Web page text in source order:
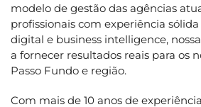
modelo de gestão das agências
profissionais com experiência
digital e business intelligence,
a fornecer resultados reais para os
Passo Fundo e região.
Com mais de 10 anos de